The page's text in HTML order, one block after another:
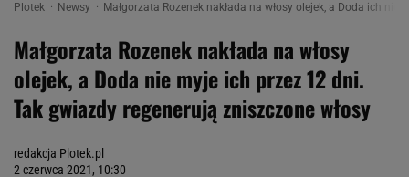
Plotek Newsy Małgorzata Rozenek nakłada na włosy olejek, a Doda ich
Małgorzata Rozenek nakłada na włosy
olejek, a Doda nie myje ich przez 12 dni.
Tak gwiazdy regenerują zniszczone włosy
redakcja Plotek.pl
2 czerwca 2021, 10:30